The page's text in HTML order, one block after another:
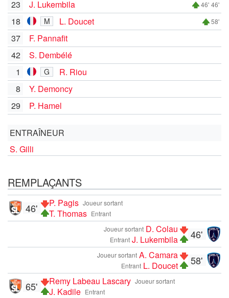
23 J. Lukembila 46' 46'
18 M L. Doucet 58'
37
F. Pannafit
42
S. Dembélé
1
G
R. Riou
8
Y. Demoncy
29
P. Hamel
ENTRAÎNEUR
S. Gilli
REMPLAÇANTS
Joueur sortant
P. Pagis
Entrant
T. Thomas
46'
46'
Joueur sortant D. Colau
Entrant J. Lukembila
58'
Joueur sortant A. Camara
Entrant L. Doucet
Joueur sortant
Remy Labeau Lascary
Entrant
J. Kadile
65'